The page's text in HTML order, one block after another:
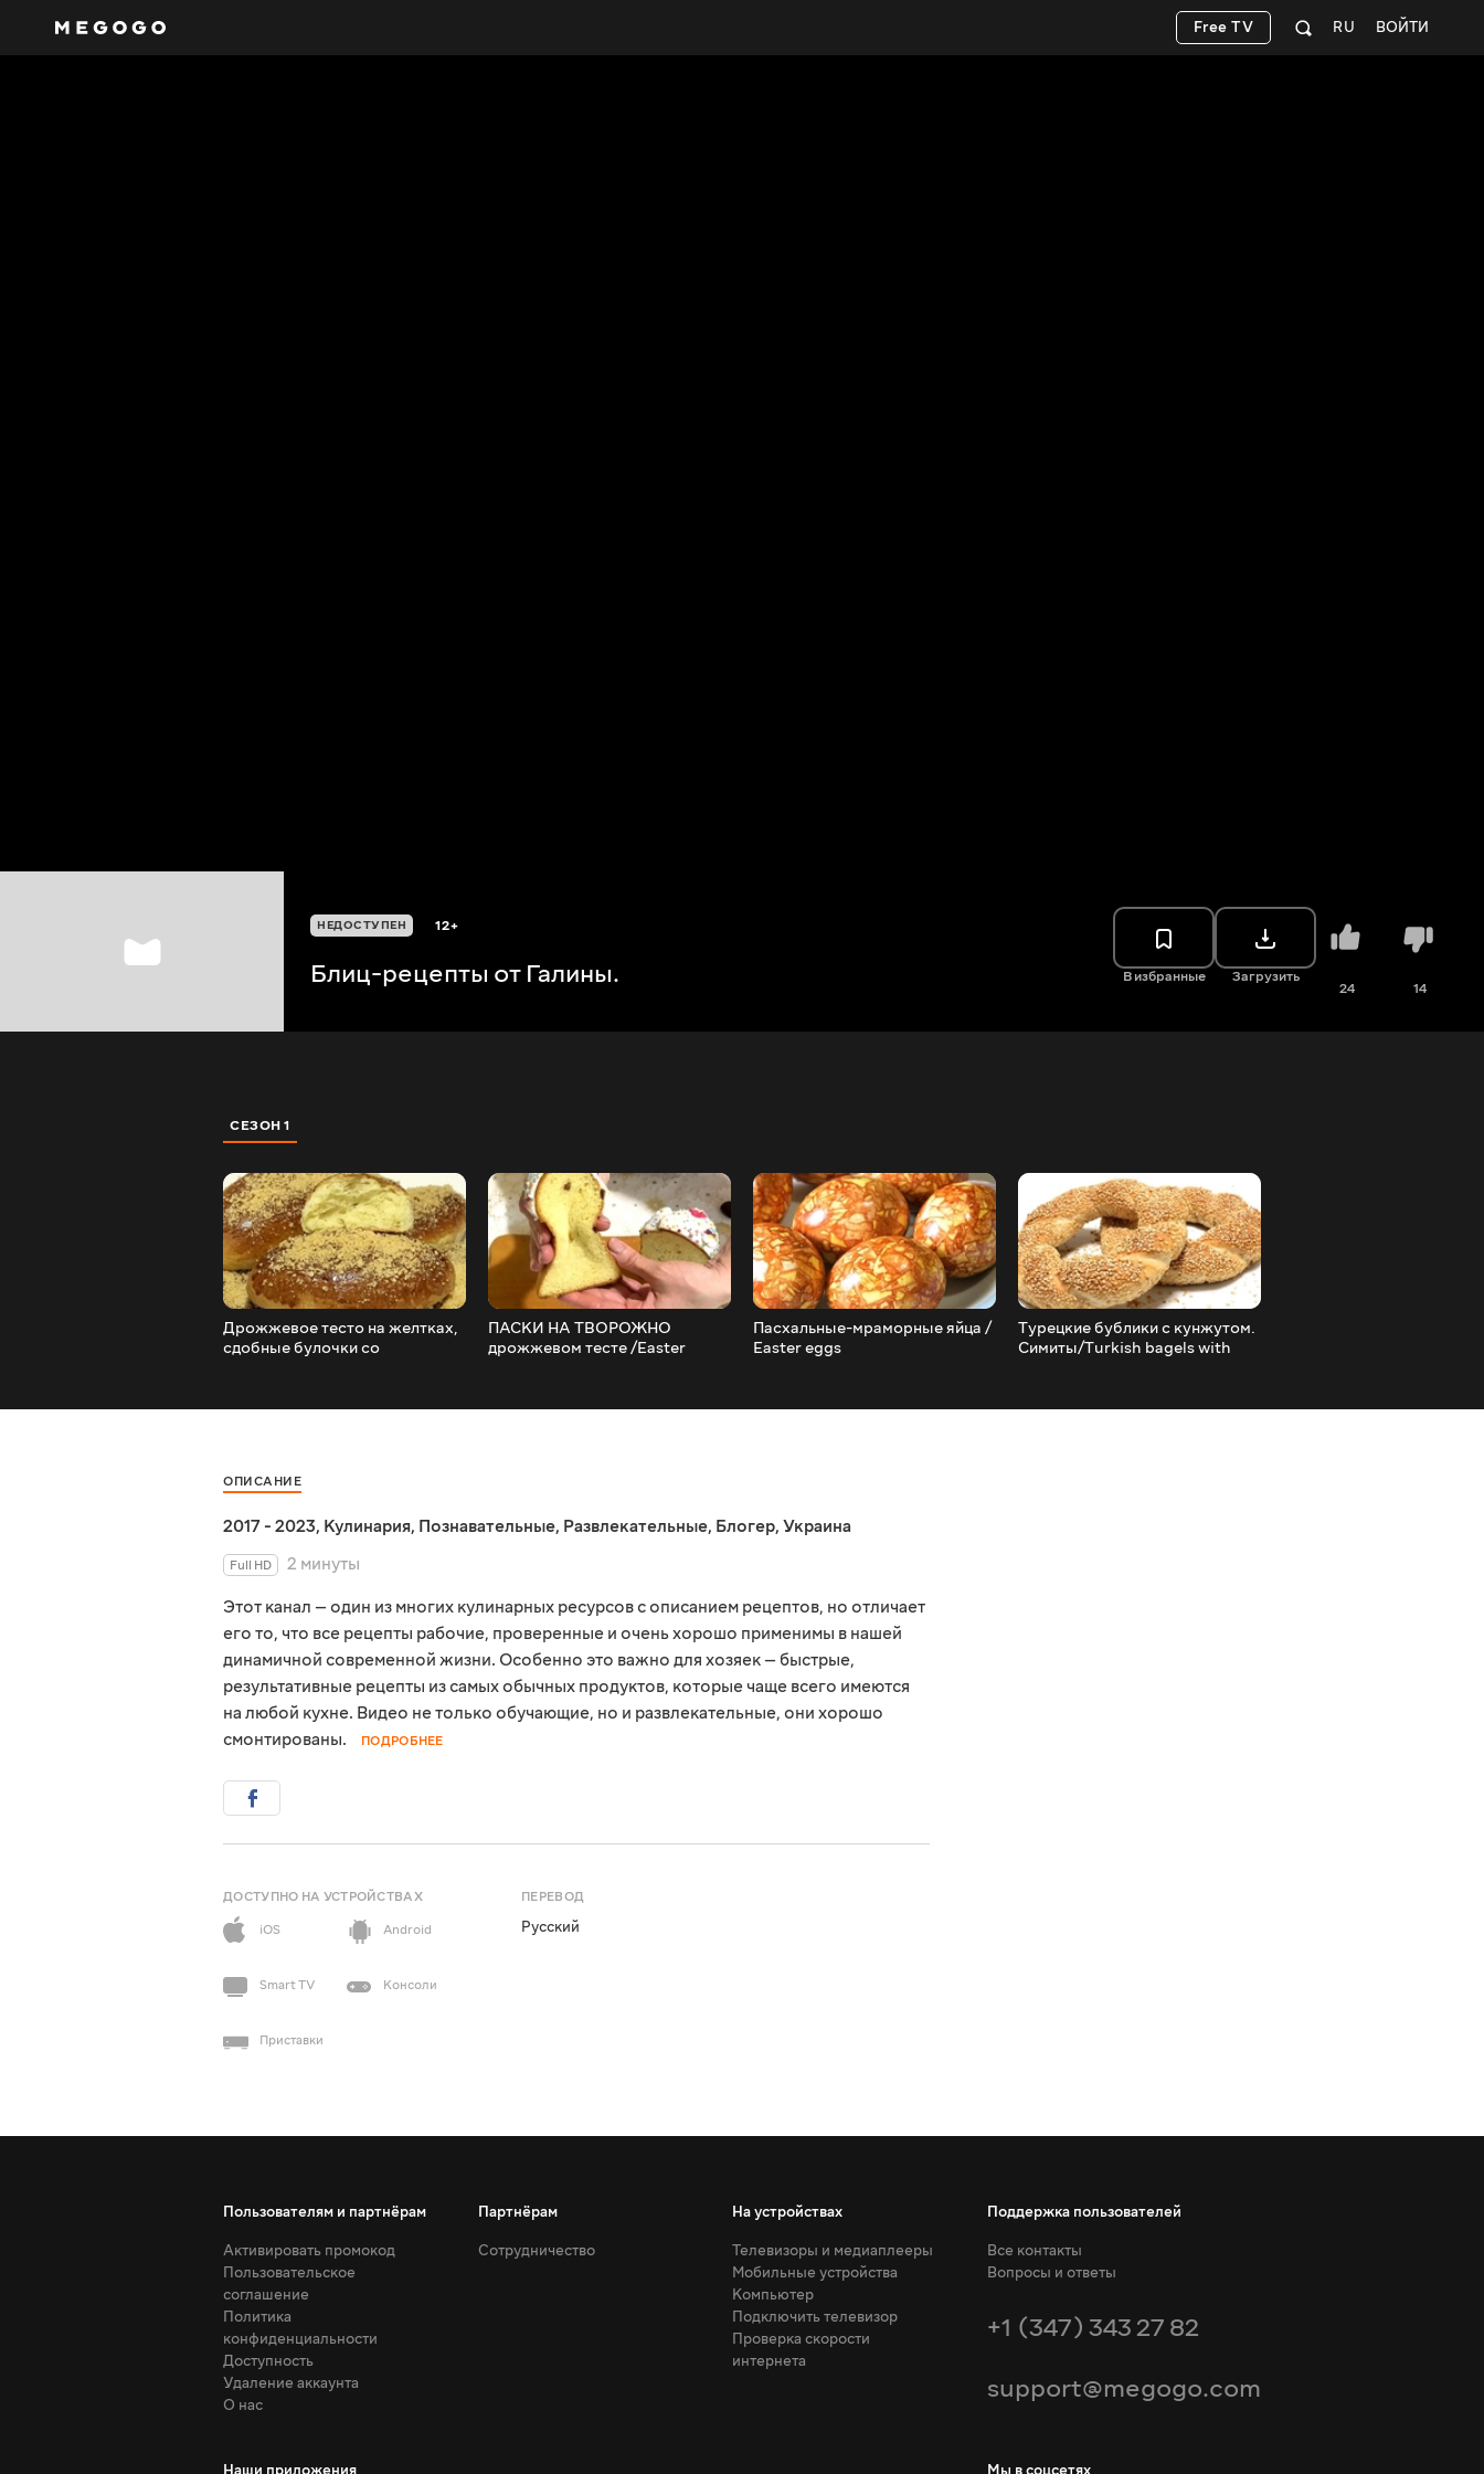
ВОЙТИ
RU
Free TV
НЕДОСТУПЕН 12+
Блиц-рецепты от Галины. В избранные Загрузить
24 14
СЕЗОН 1
Дрожжевое тесто на желтках,
сдобные булочки со
ПАСКИ НА ТВОРОЖНО
дрожжевом тесте /Easter
Пасхальные-мраморные яйца /
Easter eggs
Турецкие бублики с кунжутом.
Симиты/Turkish bagels with
ОПИСАНИЕ
2017 - 2023, Кулинария, Познавательные, Развлекательные, Блогер, Украина
Full HD
2 минуты
Этот канал — один из многих кулинарных ресурсов с описанием рецептов, но отличает
его то, что все рецепты рабочие, проверенные и очень хорошо применимы в нашей
динамичной современной жизни. Особенно это важно для хозяек — быстрые,
результативные рецепты из самых обычных продуктов, которые чаще всего имеются
на любой кухне. Видео не только обучающие, но и развлекательные, они хорошо
смонтированы.
ПОДРОБНЕЕ
ДОСТУПНО НА УСТРОЙСТВАХ
iOS
Android
Smart TV Консоли
Приставки
ПЕРЕВОД
Русский
Пользователям и партнёрам
Активировать промокод
Пользовательское
соглашение
Политика
конфиденциальности
Доступность
Удаление аккаунта
О нас
Партнёрам
Сотрудничество
На устройствах
Телевизоры и медиаплееры
Мобильные устройства
Компьютер
Подключить телевизор
Проверка скорости
интернета
Поддержка пользователей
Все контакты
Вопросы и ответы
+1 (347) 343 27 82
support@megogo.com